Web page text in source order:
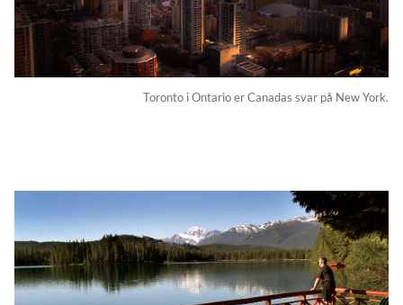
Toronto i Ontario er Canadas svar på New York.